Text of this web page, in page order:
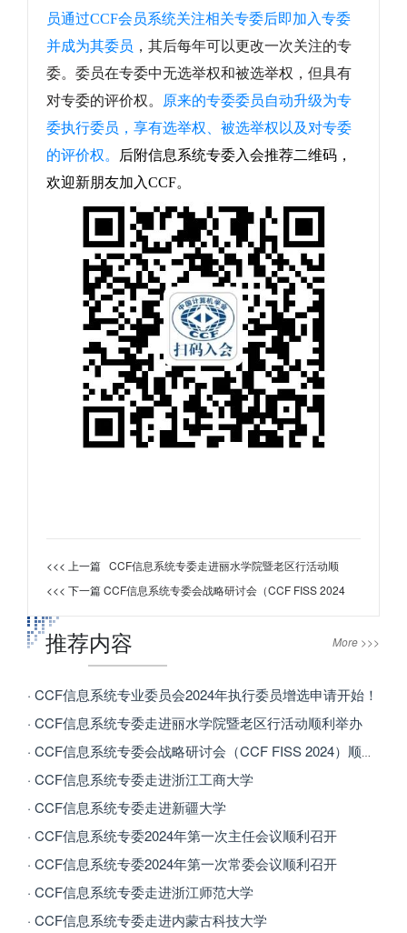
员通过CCF会员系统关注相关专委后即加入专委
并成为其委员 ，其后每年可以更改一次关注的专
委。委员在专委中无选举权和被选举权，但具有
对专委的评价权。
原来的专委委员自动升级为专
委执行委员，享有选举权、被选举权以及对专委
的评价权。
后附信息系统专委入会推荐二维码，
欢迎新朋友加入CCF。
<<< 上一篇 CCF信息系统专委走进丽水学院暨老区行活动顺
<<< 下一篇CCF信息系统专委会战略研讨会（CCF FISS 2024
推荐内容 More >>>
· CCF信息系统专业委员会2024年执行委员增选申请开始！
· CCF信息系统专委走进丽水学院暨老区行活动顺利举办
· CCF信息系统专委走进浙江工商大学
· CCF信息系统专委走进新疆大学
· CCF信息系统专委2024年第一次主任会议顺利召开
· CCF信息系统专委2024年第一次常委会议顺利召开
· CCF信息系统专委走进浙江师范大学
· CCF信息系统专委走进内蒙古科技大学